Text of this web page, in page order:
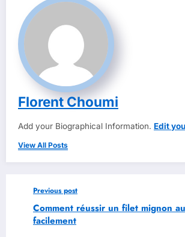
Florent Choumi
Add your Biographical Information. Edit
View All Posts
Previous post
Comment réussir un filet mignon
facilement